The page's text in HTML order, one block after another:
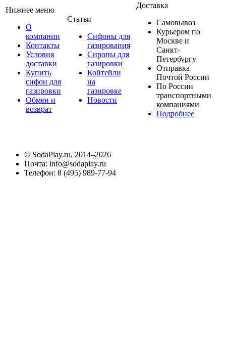
Нижнее меню
О
компании
Контакты
Условия
доставки
Купить
сифон для
газировки
Обмен и
возврат
Статьи
Сифоны для
газирования
Сиропы для
газировки
Койтейли
на
газировке
Новости
Доставка
Самовывоз
Курьером по
Москве и
Санкт-
Петербургу
Отправка
Почтой России
По России
транспортными
компаниями
Подробнее
© SodaPlay.ru, 2014–2026
Почта: info@sodaplay.ru
Телефон: 8 (495) 989-77-94